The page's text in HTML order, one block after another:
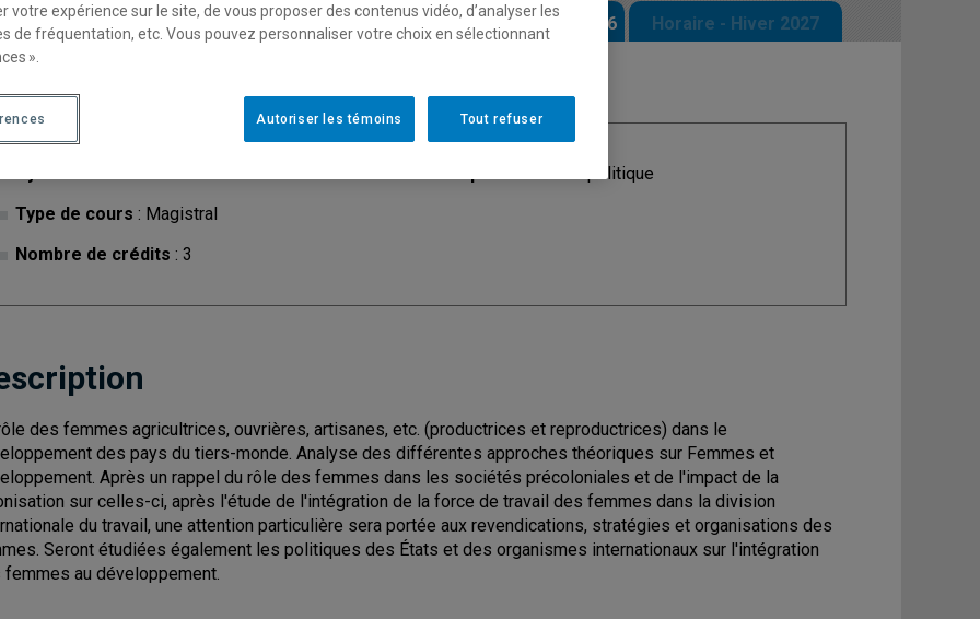
Description Horaire - Été 2026 Horaire - Automne 2026 Horaire - Hiver 2027
Type de cours : Magistral
Nombre de crédits : 3
: Science politique
des femmes agricultrices, ouvrières, artisanes, etc. (productrices et reproductrices) dans le
des pays du tiers-monde. Analyse des différentes approches théoriques sur Femmes et
Après un rappel du rôle des femmes dans les sociétés précoloniales et de l'impact de la
sur celles-ci, après l'étude de l'intégration de la force de travail des femmes dans la division
du travail, une attention particulière sera portée aux revendications, stratégies et organisations des
Seront étudiées également les politiques des États et des organismes internationaux sur l'intégration
femmes au développement.
votre expérience sur le site, de vous proposer des contenus vidéo, d’analyser les
de fréquentation, etc. Vous pouvez personnaliser votre choix en sélectionnant
».
Tout refuser
Autoriser les témoins